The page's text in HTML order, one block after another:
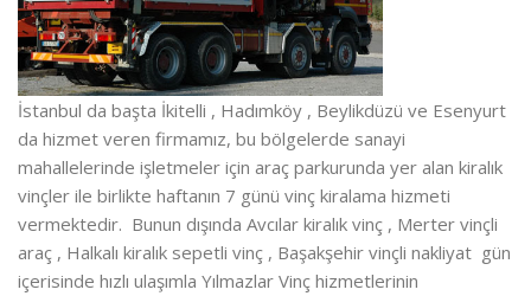
İstanbul da başta İkitelli , Hadımköy , Beylikdüzü ve Esenyurt
da hizmet veren firmamız, bu bölgelerde sanayi
mahallelerinde işletmeler için araç parkurunda yer alan kiralık
vinçler ile birlikte haftanın 7 günü vinç kiralama hizmeti
vermektedir. Bunun dışında Avcılar kiralık vinç , Merter vinçli
araç , Halkalı kiralık sepetli vinç , Başakşehir vinçli nakliyat gün
içerisinde hızlı ulaşımla Yılmazlar Vinç hizmetlerinin